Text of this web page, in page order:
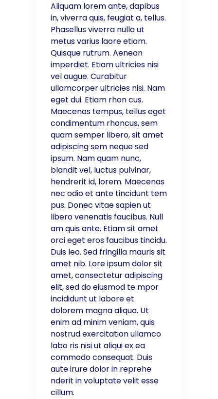
Aliquam lorem ante, dapibus
in, viverra quis, feugiat a, tellus.
Phasellus viverra nulla ut
metus varius laore etiam.
Quisque rutrum. Aenean
imperdiet. Etiam ultricies nisi
vel augue. Curabitur
ullamcorper ultricies nisi. Nam
eget dui. Etiam rhon cus.
Maecenas tempus, tellus eget
condimentum rhoncus, sem
quam semper libero, sit amet
adipiscing sem neque sed
ipsum. Nam quam nunc,
blandit vel, luctus pulvinar,
hendrerit id, lorem. Maecenas
nec odio et ante tincidunt tem
pus. Donec vitae sapien ut
libero venenatis faucibus. Null
am quis ante. Etiam sit amet
orci eget eros faucibus tincidu.
Duis leo. Sed fringilla mauris sit
amet nib. Lore ipsum dolor sit
amet, consectetur adipiscing
elit, sed do eiusmod te mpor
incididunt ut labore et
dolorem magna aliqua. Ut
enim ad minim veniam, quis
nostrud exercitation ullamco
labo ris nisi ut aliqui ex ea
commodo consequat. Duis
aute irure dolor in reprehe
nderit in voluptate velit esse
cillum.